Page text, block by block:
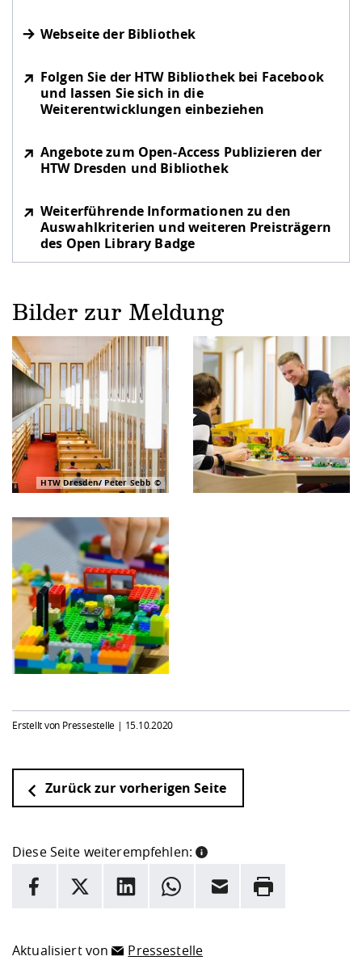
Webseite der Bibliothek
Folgen Sie der HTW Bibliothek bei Facebook
und lassen Sie sich in die
Weiterentwicklungen einbeziehen
Angebote zum Open-Access Publizieren der
HTW Dresden und Bibliothek
Weiterführende Informationen zu den
Auswahlkriterien und weiteren Preisträgern
des Open Library Badge
Bilder zur Meldung
HTW Dresden/ Peter Sebb
Erstellt von Pressestelle | 15.10.2020
Zurück zur vorherigen Seite
Diese Seite weiterempfehlen:
INFORMATION
Hier stehen weitere Informationen und ein Link zur
Facebook
X LinkedInWhatsappE-Mail Drucken
Aktualisiert von Pressestelle